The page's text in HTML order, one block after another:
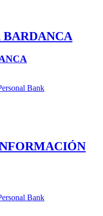
BARDANCA